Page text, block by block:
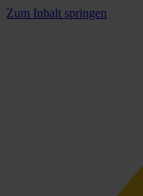
Zum Inhalt springen